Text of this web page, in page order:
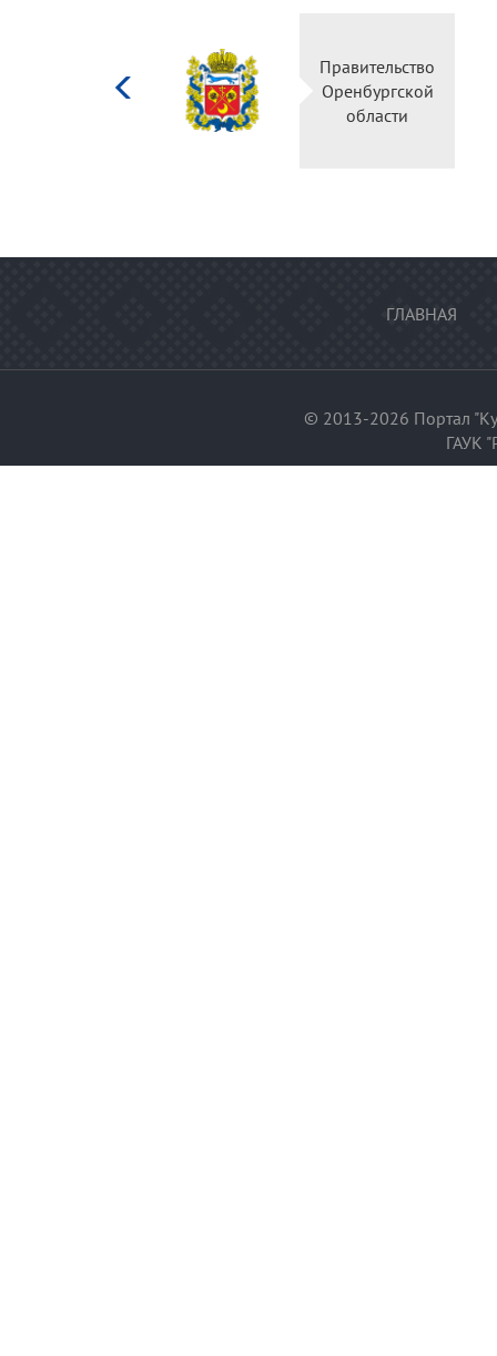
Министерство
культуры
Российской
федерации
ГЛАВНАЯ
© 2013-2026 Портал
ГАУК